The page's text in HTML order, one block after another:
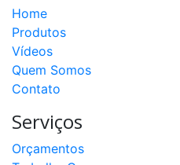
Home
Produtos
Vídeos
Quem Somos
Contato
Serviços
Orçamentos